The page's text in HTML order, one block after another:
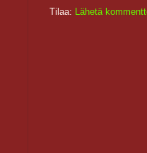
Tilaa: Lähetä